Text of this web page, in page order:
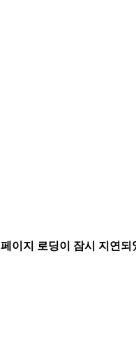
페이지 로딩이 잠시 지연